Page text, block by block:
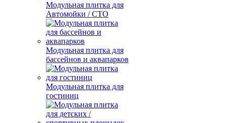
Модульная плитка для
Автомойки / СТО
Модульная плитка для
бассейнов и аквапарков
Модульная плитка для
гостиниц